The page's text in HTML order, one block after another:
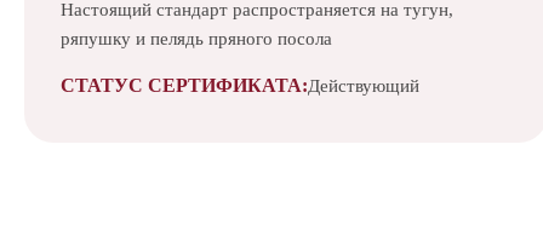
Настоящий стандарт распространяется на тугун,
ряпушку и пелядь пряного посола
СТАТУС СЕРТИФИКАТА:Действующий